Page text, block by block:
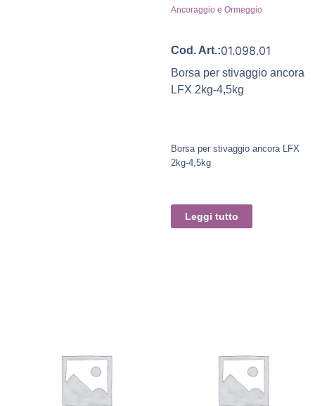
Ancoraggio e Ormeggio
Cod. Art.:01.098.01
Borsa per stivaggio ancora
LFX 2kg-4,5kg
Borsa per stivaggio ancora LFX
2kg-4,5kg
Leggi tutto